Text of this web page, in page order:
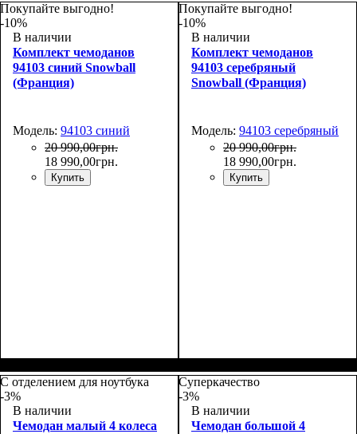
Покупайте выгодно!
-10%
В наличии
Комплект чемоданов
94103 синий Snowball
(Франция)
Модель: 94103 синий
20 990,00грн.
18 990,00грн.
Купить
Покупайте выгодно!
-10%
В наличии
Комплект чемоданов
94103 серебряный
Snowball (Франция)
Модель: 94103 серебряный
20 990,00грн.
18 990,00грн.
Купить
С отделением для ноутбука
-3%
В наличии
Чемодан малый 4 колеса
Суперкачество
-3%
В наличии
Чемодан большой 4